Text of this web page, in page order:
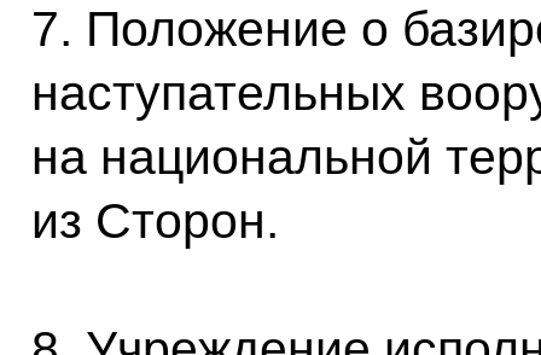
7. Положение о
наступательных
на национальной
из Сторон.